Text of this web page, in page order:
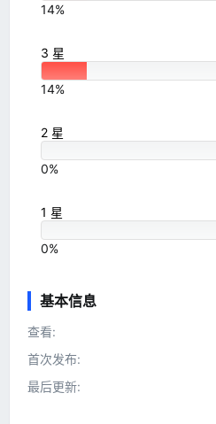
14%
3 星
14%
2 星
0%
1 星
0%
基本信息
查看
首次发布
最后更新